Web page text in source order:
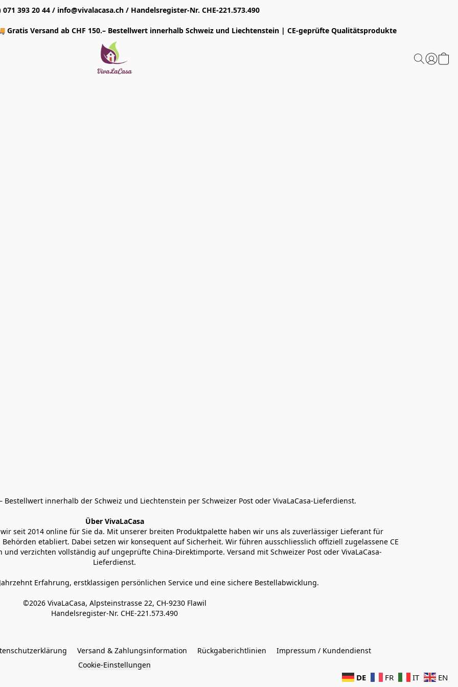
071 393 20 44 / info@vivalacasa.ch / Handelsregister-Nr. CHE-221.573.490
Versand ab CHF 150.– Bestellwert innerhalb Schweiz und Liechtenstein | CE-geprüfte Qualitätsprodukte
Bestellwert innerhalb der Schweiz und Liechtenstein per Schweizer Post oder VivaLaCasa-Lieferdienst.
Über VivaLaCasa
seit 2014 online für Sie da. Mit unserer breiten Produktpalette haben wir uns als zuverlässiger Lieferant für
etabliert. Dabei setzen wir konsequent auf Sicherheit. Wir führen ausschliesslich offiziell zugelassene CE
verzichten vollständig auf ungeprüfte China-Direktimporte. Versand mit Schweizer Post oder VivaLaCasa-
Lieferdienst.
Erfahrung, erstklassigen persönlichen Service und eine sichere Bestellabwicklung.
©2026 VivaLaCasa, Alpsteinstrasse 22, CH-9230 Flawil
Handelsregister-Nr. CHE-221.573.490
Versand & Zahlungsinformation Rückgaberichtlinien
Impressum / Kundendienst
Cookie-Einstellungen
DE FR IT EN